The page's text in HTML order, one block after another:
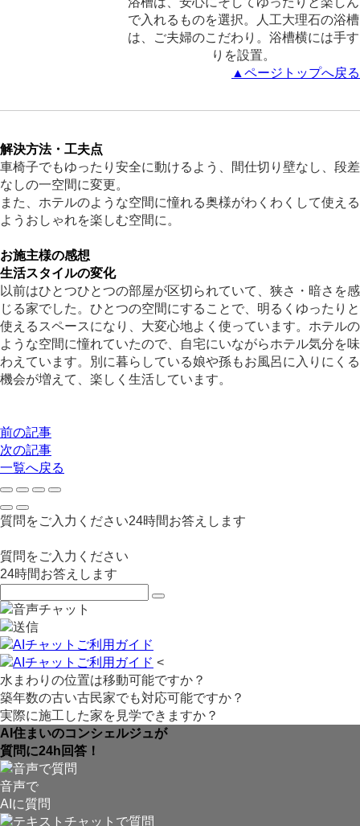
で入れるものを選択。人工大理石の浴槽
は、ご夫婦のこだわり。浴槽横には手す
りを設置。
▲ページトップへ戻る
解決方法・工夫点
車椅子でもゆったり安全に動けるよう、間仕切り壁なし、段差
なしの一空間に変更。
また、ホテルのような空間に憧れる奥様がわくわくして使える
ようおしゃれを楽しむ空間に。
お施主様の感想
生活スタイルの変化
以前はひとつひとつの部屋が区切られていて、狭さ・暗さを感
じる家でした。ひとつの空間にすることで、明るくゆったりと
使えるスペースになり、大変心地よく使っています。ホテルの
ような空間に憧れていたので、自宅にいながらホテル気分を味
わえています。別に暮らしている娘や孫もお風呂に入りにくる
機会が増えて、楽しく生活しています。
前の記事
次の記事
一覧へ戻る
質問をご入力ください24時間お答えします
質問をご入力ください
24時間お答えします
<
水まわりの位置は移動可能ですか？
築年数の古い古民家でも対応可能ですか？
実際に施工した家を見学できますか？
AI住まいのコンシェルジュが
質問に24h回答！
音声で
AIに質問